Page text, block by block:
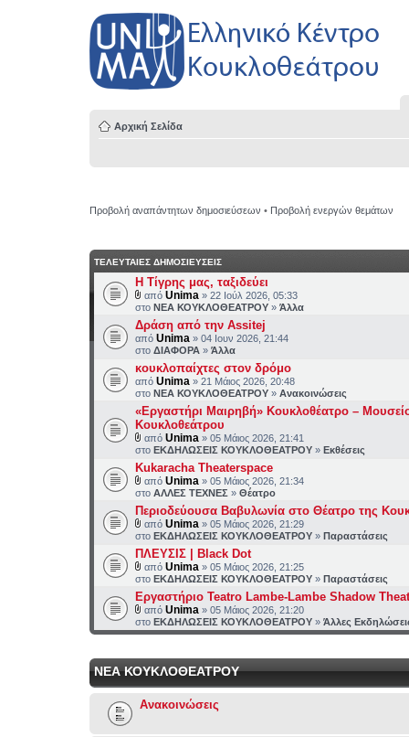
Αρχική Σελίδα
Προβολή αναπάντητων δημοσιεύσεων • Προβολή ενεργών θεμάτων
ΤΕΛΕΥΤΑΙΕΣ ΔΗΜΟΣΙΕΥΣΕΙΣ
H Τίγρης μας, ταξιδεύει
από Unima » 22 Ιούλ 2026, 05:33
στο ΝΕΑ ΚΟΥΚΛΟΘΕΑΤΡΟΥ » Άλλα
Δράση από την Assitej
από Unima » 04 Ιουν 2026, 21:44
στο ΔΙΑΦΟΡΑ » Άλλα
κουκλοπαίχτες στον δρόμο
από Unima » 21 Μάιος 2026, 20:48
στο ΝΕΑ ΚΟΥΚΛΟΘΕΑΤΡΟΥ » Ανακοινώσεις
«Εργαστήρι Μαιρηβή» Κουκλοθέατρο –
Κουκλοθεάτρου
από Unima » 05 Μάιος 2026, 21:41
στο ΕΚΔΗΛΩΣΕΙΣ ΚΟΥΚΛΟΘΕΑΤΡΟΥ » Εκθέσεις
Kukaracha Theaterspace
από Unima » 05 Μάιος 2026, 21:34
στο ΑΛΛΕΣ ΤΕΧΝΕΣ » Θέατρο
Περιοδεύουσα Βαβυλωνία στο Θέατρο της
από Unima » 05 Μάιος 2026, 21:29
στο ΕΚΔΗΛΩΣΕΙΣ ΚΟΥΚΛΟΘΕΑΤΡΟΥ » Παραστάσεις
ΠΛΕΥΣΙΣ | Black Dot
από Unima » 05 Μάιος 2026, 21:25
στο ΕΚΔΗΛΩΣΕΙΣ ΚΟΥΚΛΟΘΕΑΤΡΟΥ » Παραστάσεις
Εργαστήριο Teatro Lambe-Lambe Shadow
από Unima » 05 Μάιος 2026, 21:20
στο ΕΚΔΗΛΩΣΕΙΣ ΚΟΥΚΛΟΘΕΑΤΡΟΥ » Άλλες
ΝΕΑ ΚΟΥΚΛΟΘΕΑΤΡΟΥ
Ανακοινώσεις